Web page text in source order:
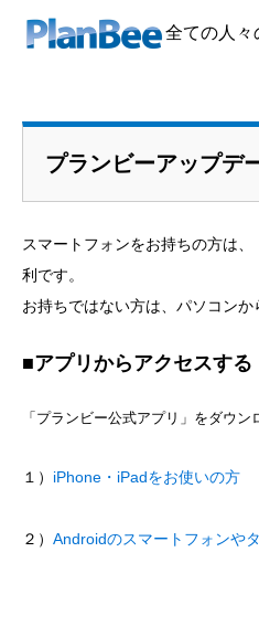
全ての人々
プランビーアップデ
スマートフォンをお持ちの方は
利です。
お持ちではない方は、パソコンか
■アプリからアクセスする
「プランビー公式アプリ」をダウン
１） iPhone・iPadをお使いの方
２） Androidのスマートフォンや